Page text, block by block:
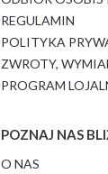
REGULAMIN
POLITYKA
ZWROTY,
PROGRAM
POZNAJ NAS
O NAS